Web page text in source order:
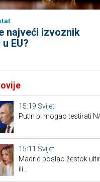
najveći izvoznik
EU?
15:19 Svijet
Putin bi mogao testirati
15:11 Svijet
Madrid poslao žestok
ili…